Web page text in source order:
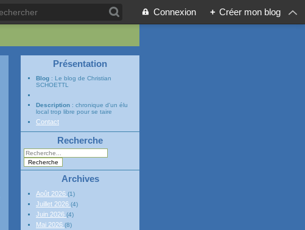
Connexion + Créer mon blog
Présentation
Blog : Le blog de Christian
SCHOETTL
Description : chronique d'un élu
local trop libre pour se taire
Contact
Recherche
Archives
Août 2026 (1)
Juillet 2026 (4)
Juin 2026 (4)
Mai 2026 (8)